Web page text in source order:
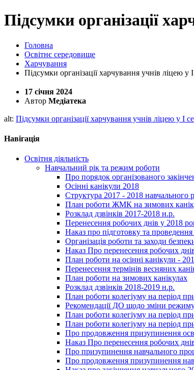
Підсумки організації
Головна
Освітнє середовище
Харчування
Підсумки організації харчування учнів ліцею у
17 січня 2024
Автор Медіатека
alt: Підсумки організації харчування учнів ліцею у І
Навігація
Освітня діяльність
Навчальний рік та режим роботи
Про порядок організованого
Осінні канікули 2018
Структура 2017 - 2018 навчального
План роботи ЖМК на зимових
Розклад дзвінків 2017-2018 н.р.
Перенесення робочих днів у 2018
Наказ про підготовку та
Організація роботи та заходи
Наказ Про перенесення робочих
План роботи на осінні канікули -
Перенесення термінів весняних
План роботи на зимових канікулах
Розклад дзвінків 2018-2019 н.р.
План роботи колегіуму на період
Рекомендації ДО щодо зміни
План роботи колегіуму на період
План роботи колегіуму на період
Про продовження призупинення
Наказ Про перенесення робочих
Про призупинення навчального
Про продовження призупинення